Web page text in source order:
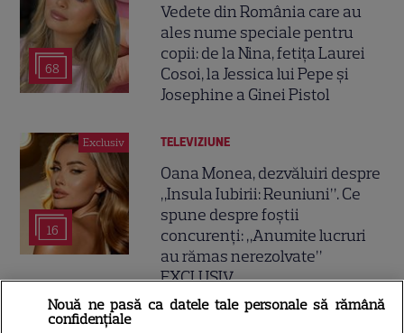
68
Vedete din România care au
ales nume speciale pentru
copii: de la Nina, fetița Laurei
Cosoi, la Jessica lui Pepe și
Josephine a Ginei Pistol
Exclusiv
16
TELEVIZIUNE
Oana Monea, dezvăluiri despre
„Insula Iubirii: Reuniuni”. Ce
spune despre foștii
concurenți: „Anumite lucruri
au rămas nerezolvate”
EXCLUSIV
Nouă ne pasă ca datele tale personale să rămână
confidențiale